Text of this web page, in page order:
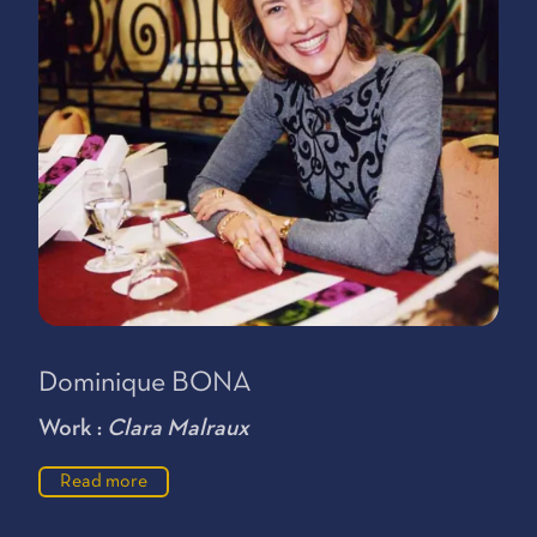
Dominique BONA
Work : Clara Malraux
Read more